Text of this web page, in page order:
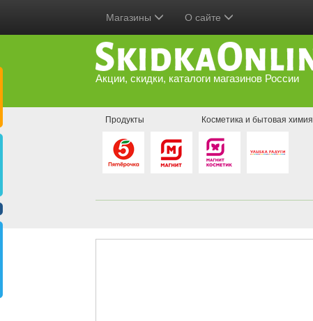
Магазины О сайте
Акции, скидки, каталоги магазинов России
Продукты Косметика и бытовая химия